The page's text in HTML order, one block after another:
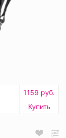
1159 руб.
Купить